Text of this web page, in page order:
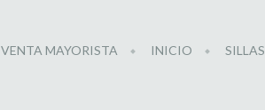
VENTA MAYORISTA INICIO SILLAS